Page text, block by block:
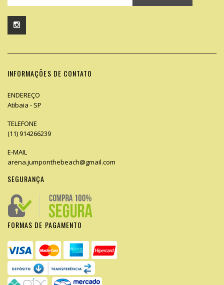
INFORMAÇÕES DE CONTATO
ENDEREÇO
Atibaia - SP
TELEFONE
(11) 914266239
E-MAIL
arena.jumponthebeach@gmail.com
SEGURANÇA
FORMAS DE PAGAMENTO